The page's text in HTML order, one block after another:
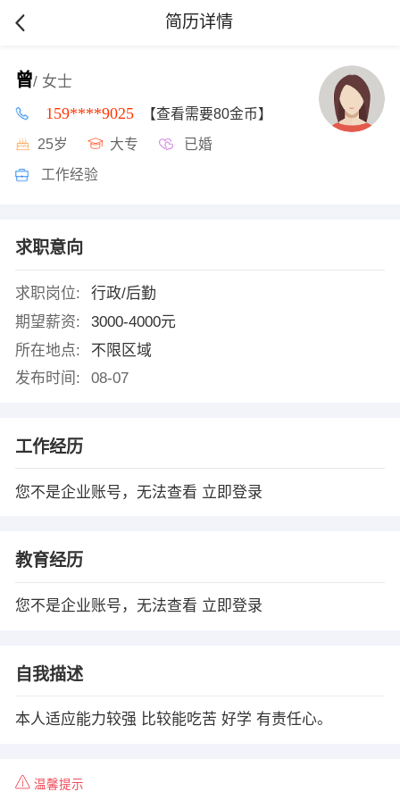
简历详情
曾/ 女士
159****9025 【查看需要80金币】
25岁 大专 已婚
工作经验
求职意向
求职岗位:
行政/后勤
期望薪资:
3000-4000元
所在地点:
不限区域
发布时间:
08-07
工作经历
您不是企业账号，无法查看 立即登录
教育经历
您不是企业账号，无法查看 立即登录
自我描述
本人适应能力较强 比较能吃苦 好学 有责任心。
温馨提示